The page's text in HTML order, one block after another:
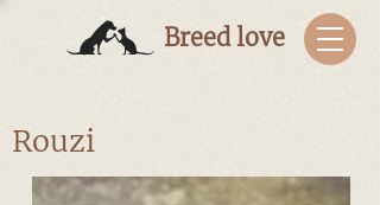
Breed love
Rouzi